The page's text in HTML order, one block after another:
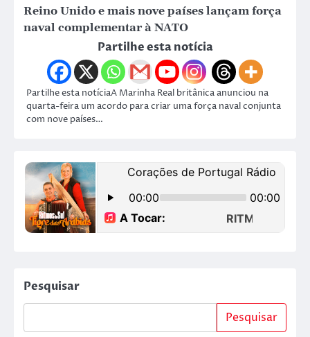
Reino Unido e mais nove países lançam força
naval complementar à NATO
Partilhe esta notícia
Partilhe esta notíciaA Marinha Real britânica anunciou na
quarta-feira um acordo para criar uma força naval conjunta
com nove países…
Pesquisar
Pesquisar